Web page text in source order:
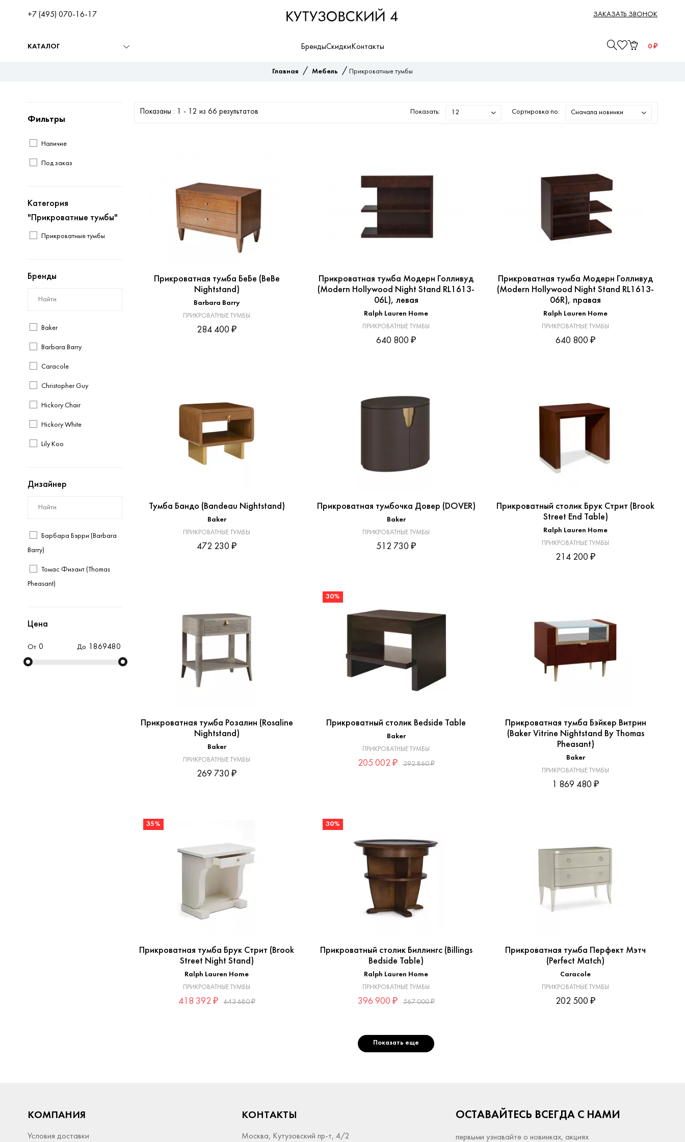
+7 (495) 070-16-17 ЗАКАЗАТЬ ЗВОНОК
КАТАЛОГ БрендыСкидки Контакты 0 ₽
Главная / Мебель / Прикроватные тумбы
Показаны : 1 - 12 из 66 результатов Показать: Сортировка по:
Прикроватная тумба БеБе (BeBe
Nightstand)
Barbara Barry
ПРИКРОВАТНЫЕ ТУМБЫ
284 400 ₽
Прикроватная тумба Модерн Голливуд
(Modern Hollywood Night Stand RL1613-
06L), левая
Ralph Lauren Home
ПРИКРОВАТНЫЕ ТУМБЫ
640 800 ₽
Прикроватная тумба Модерн Голливуд
(Modern Hollywood Night Stand RL1613-
06R), правая
Ralph Lauren Home
ПРИКРОВАТНЫЕ ТУМБЫ
640 800 ₽
Тумба Бандо (Bandeau Nightstand)
Baker
ПРИКРОВАТНЫЕ ТУМБЫ
472 230 ₽
Прикроватная тумбочка Довер (DOVER)
Baker
ПРИКРОВАТНЫЕ ТУМБЫ
512 730 ₽
Прикроватный столик Брук Стрит (Brook
Street End Table)
Ralph Lauren Home
ПРИКРОВАТНЫЕ ТУМБЫ
214 200 ₽
Прикроватная тумба Розалин (Rosaline
Nightstand)
Baker
ПРИКРОВАТНЫЕ ТУМБЫ
269 730 ₽
30%
Прикроватный столик Bedside Table
Baker
ПРИКРОВАТНЫЕ ТУМБЫ
205 002 ₽ 292 860 ₽
Прикроватная тумба Бэйкер Витрин
(Baker Vitrine Nightstand By Thomas
Pheasant)
Baker
ПРИКРОВАТНЫЕ ТУМБЫ
1 869 480 ₽
35%
Прикроватная тумба Брук Стрит (Brook
Street Night Stand)
Ralph Lauren Home
ПРИКРОВАТНЫЕ ТУМБЫ
418 392 ₽ 643 680 ₽
30%
Прикроватный столик Биллингс (Billings
Bedside Table)
Ralph Lauren Home
ПРИКРОВАТНЫЕ ТУМБЫ
396 900 ₽ 567 000 ₽
Прикроватная тумба Перфект Мэтч
(Perfect Match)
Caracole
ПРИКРОВАТНЫЕ ТУМБЫ
202 500 ₽
Показать еще
Фильтры
Наличие
Под заказ
Категория
"Прикроватные тумбы"
Прикроватные тумбы
Бренды
Baker
Barbara Barry
Caracole
Christopher Guy
Hickory Chair
Hickory White
Lily Koo
Theodore Alexander
Дизайнер
Барбара Бэрри (Barbara
Barry)
Томас Физант (Thomas
Pheasant)
Цена
От До
КОМПАНИЯ
Условия доставки
КОНТАКТЫ
Москва, Кутузовский пр-т, 4/2
ОСТАВАЙТЕСЬ ВСЕГДА С НАМИ
первыми узнавайте о новинках, акциях